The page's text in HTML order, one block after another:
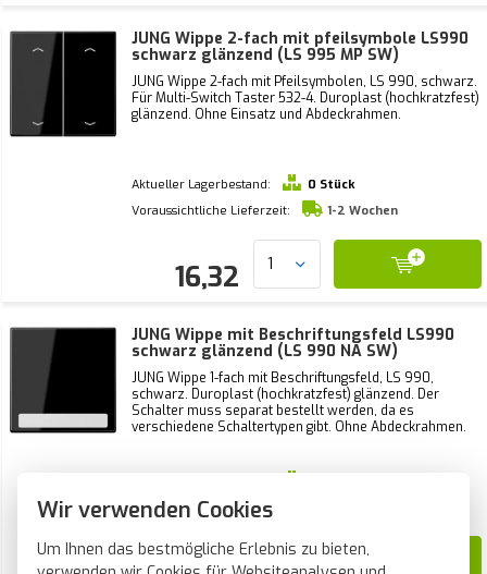
Wir verwenden Cookies
Um Ihnen das bestmögliche Erlebnis zu bieten,
JUNG Wippe 2-fach mit pfeilsymbole LS990
schwarz glänzend (LS 995 MP SW)
JUNG Wippe 2-fach mit Pfeilsymbolen, LS 990, schwarz.
Für Multi-Switch Taster 532-4. Duroplast (hochkratzfest)
glänzend. Ohne Einsatz und Abdeckrahmen.
Aktueller Lagerbestand:
0 Stück
Voraussichtliche Lieferzeit:
1-2 Wochen
16,32
JUNG Wippe mit Beschriftungsfeld LS990
schwarz glänzend (LS 990 NA SW)
JUNG Wippe 1-fach mit Beschriftungsfeld, LS 990,
schwarz. Duroplast (hochkratzfest) glänzend. Der
Schalter muss separat bestellt werden, da es
verschiedene Schaltertypen gibt. Ohne Abdeckrahmen.
Voraussichtliche Lieferzeit: